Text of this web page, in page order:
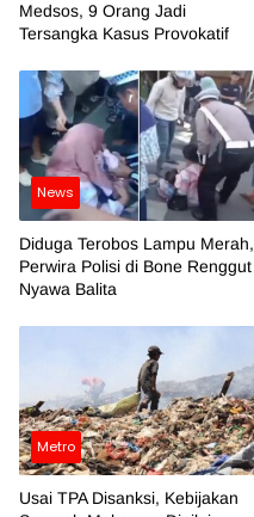
Medsos, 9 Orang Jadi
Tersangka Kasus Provokatif
News
Diduga Terobos Lampu Merah,
Perwira Polisi di Bone Renggut
Nyawa Balita
Metro
Usai TPA Disanksi, Kebijakan